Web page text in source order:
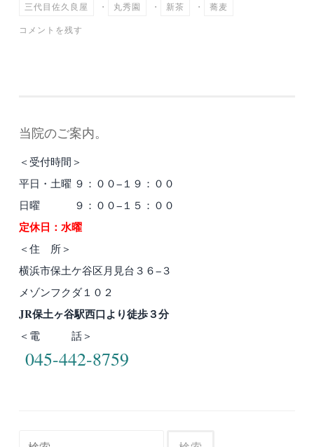
三代目佐久良屋 ・ 丸秀園 ・ 新茶 ・ 蕎麦
コメントを残す
当院のご案内。
＜受付時間＞
平日・土曜 ９：００−１９：００
日曜 ９：００−１５：００
定休日：水曜
＜住 所＞
横浜市保土ケ谷区月見台３６−３
メゾンフクダ１０２
JR保土ヶ谷駅西口より徒歩３分
＜電 話＞
045-442-8759